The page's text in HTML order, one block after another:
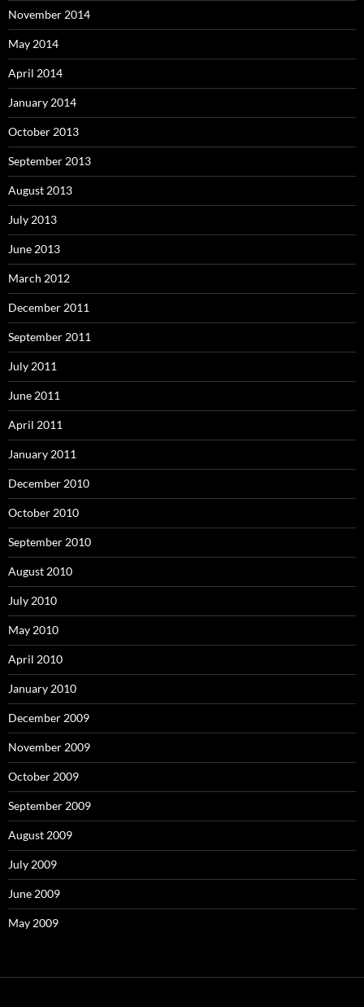
November 2014
May 2014
April 2014
January 2014
October 2013
September 2013
August 2013
July 2013
June 2013
March 2012
December 2011
September 2011
July 2011
June 2011
April 2011
January 2011
December 2010
October 2010
September 2010
August 2010
July 2010
May 2010
April 2010
January 2010
December 2009
November 2009
October 2009
September 2009
August 2009
July 2009
June 2009
May 2009